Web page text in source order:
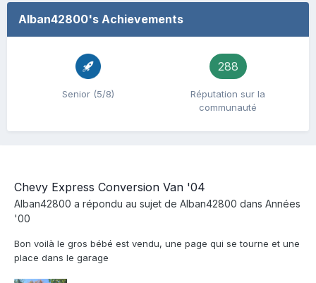
Alban42800's Achievements
Senior (5/8)
288
Réputation sur la
communauté
Chevy Express Conversion Van '04
Alban42800 a répondu au sujet de Alban42800 dans Années
'00
Bon voilà le gros bébé est vendu, une page qui se tourne et une
place dans le garage